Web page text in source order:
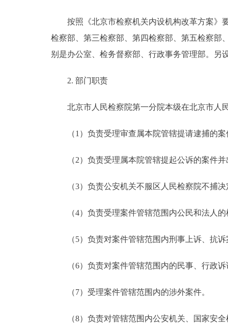
按照《北京市检察机关内设机构改革方案》要
检察部、第三检察部、第四检察部、第五检察部
别是办公室、检务督察部、行政事务管理部。另
2. 部门职责
北京市人民检察院第一分院本级在北京市人
（1）负责受理审查属本院管辖提请逮捕的
（2）负责受理属本院管辖提起公诉的案件并
（3）负责公安机关不服区人民检察院不捕决
（4）负责受理案件管辖范围内公民和法人的
（5）负责对案件管辖范围内刑事上诉、抗诉
（6）负责对案件管辖范围内的民事、行政诉
（7）受理案件管辖范围内的涉外案件。
（8）负责对管辖范围内公安机关、国家安全